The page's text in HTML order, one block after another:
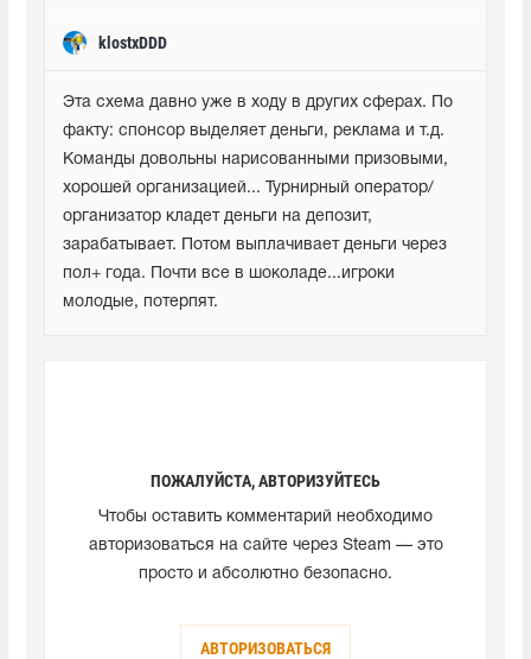
klostxDDD
Эта схема давно уже в ходу в других сферах. По
факту: спонсор выделяет деньги, реклама и т.д.
Команды довольны нарисованными призовыми,
хорошей организацией... Турнирный оператор/
организатор кладет деньги на депозит,
зарабатывает. Потом выплачивает деньги через
пол+ года. Почти все в шоколаде...игроки
молодые, потерпят.
ПОЖАЛУЙСТА, АВТОРИЗУЙТЕСЬ
Чтобы оставить комментарий необходимо
авторизоваться на сайте через Steam — это
просто и абсолютно безопасно.
АВТОРИЗОВАТЬСЯ